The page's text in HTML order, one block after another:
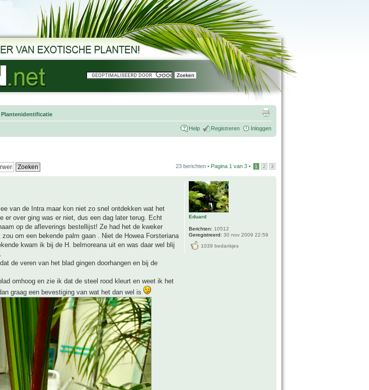
Plantenidentificatie
Help Registreren Inloggen
23 berichten • Pagina 1 van 3 • 1 2 3
van de Intra maar kon niet zo snel ontdekken wat het
er over ging was er niet, dus een dag later terug. Echt
op de afleverings bestellijst! Ze had het de kweker
om een bekende palm gaan . Niet de Howea Forsteriana
kwam ik bij de H. belmoreana uit en was daar wel blij
de veren van het blad gingen doorhangen en bij de
omhoog en zie ik dat de steel rood kleurt en weet ik het
graag een bevestiging van wat het dan wel is
Eduard
Berichten: 10512
Geregistreerd: 30 nov 2009 22:59
1039 bedankjes